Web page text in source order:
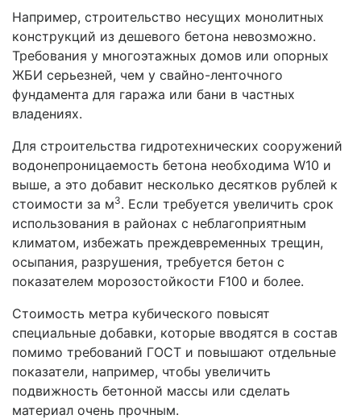
Например, строительство несущих монолитных
конструкций из дешевого бетона невозможно.
Требования у многоэтажных домов или опорных
ЖБИ серьезней, чем у свайно-ленточного
фундамента для гаража или бани в частных
владениях.
Для строительства гидротехнических сооружений
водонепроницаемость бетона необходима W10 и
выше, а это добавит несколько десятков рублей к
стоимости за м3. Если требуется увеличить срок
использования в районах с неблагоприятным
климатом, избежать преждевременных трещин,
осыпания, разрушения, требуется бетон с
показателем морозостойкости F100 и более.
Стоимость метра кубического повысят
специальные добавки, которые вводятся в состав
помимо требований ГОСТ и повышают отдельные
показатели, например, чтобы увеличить
подвижность бетонной массы или сделать
материал очень прочным.